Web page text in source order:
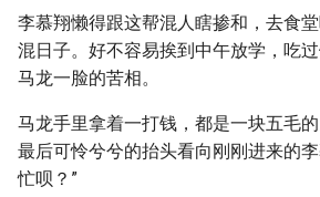
李慕翔懒得跟这帮混人瞎掺和，去食
混日子。好不容易挨到中午放学，吃
马龙一脸的苦相。
马龙手里拿着一打钱，都是一块五毛
最后可怜兮兮的抬头看向刚刚进来的
忙呗？”